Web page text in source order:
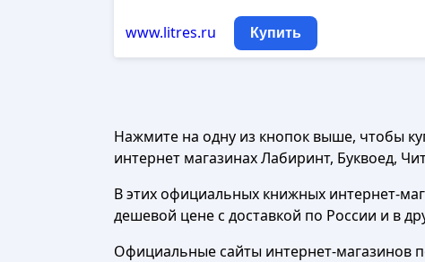
www.litres.ru Купить
Нажмите на одну из кнопок выше, чтобы
интернет магазинах Лабиринт, Буквоед,
В этих официальных книжных интернет-
дешевой цене с доставкой по России и в
Официальные сайты интернет-магазинов